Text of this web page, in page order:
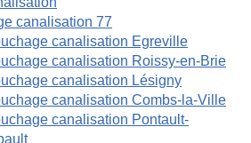
canalisation 77
canalisation Egreville
canalisation Roissy-en-Brie
canalisation Lésigny
canalisation Combs-la-Ville
canalisation Pontault-